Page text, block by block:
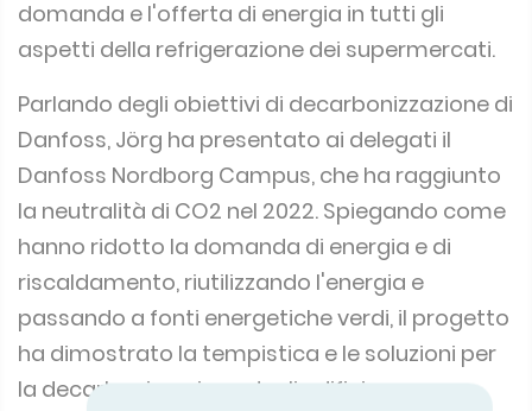
aspetti della refrigerazione dei supermercati.
Parlando degli obiettivi di decarbonizzazione di
Danfoss, Jörg ha presentato ai delegati il
Danfoss Nordborg Campus, che ha raggiunto
la neutralità di CO2 nel 2022. Spiegando come
hanno ridotto la domanda di energia e di
riscaldamento, riutilizzando l'energia e
passando a fonti energetiche verdi, il progetto
ha dimostrato la tempistica e le soluzioni per
la decarbonizzazione degli edifici.